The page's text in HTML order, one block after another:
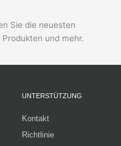
Sie die neuesten
und mehr.
UNTERSTÜTZUNG
Kontakt
Richtlinie